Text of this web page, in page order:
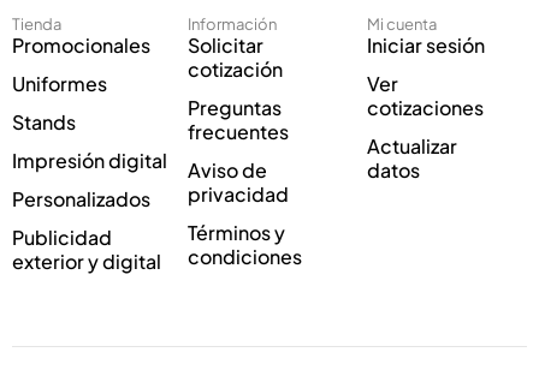
ó
n
c
o
n
i
c
o
*
Tienda
Promocionales
Uniformes
Stands
Impresión digital
Personalizados
Publicidad
exterior y digital
Información
Solicitar
cotización
Preguntas
frecuentes
Aviso de
privacidad
Términos y
condiciones
Mi cuenta
Iniciar sesión
Ver
cotizaciones
Actualizar
datos